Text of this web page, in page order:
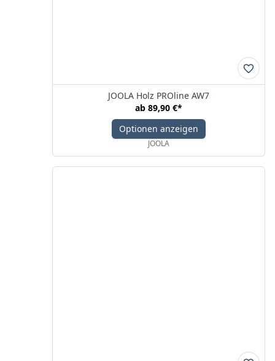
JOOLA Holz PROline AW7
ab 89,90 €*
Optionen anzeigen
JOOLA